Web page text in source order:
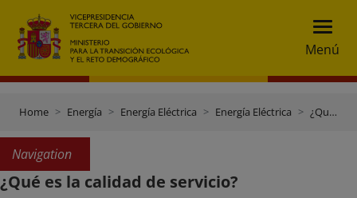
Menú
Home Energía Energía Eléctrica Energía Eléctrica ¿Qué es la calidad de servicio?
Navigation
¿Qué es la calidad de servicio?